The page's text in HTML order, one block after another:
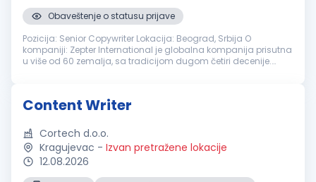
Obaveštenje o statusu prijave
Pozicija: Senior Copywriter Lokacija: Beograd, Srbija O
kompaniji: Zepter International je globalna kompanija prisutna
u više od 60 zemalja, sa tradicijom dugom četiri decenije.
Content Writer
Cortech d.o.o.
Kragujevac - Izvan pretražene lokacije
12.08.2026